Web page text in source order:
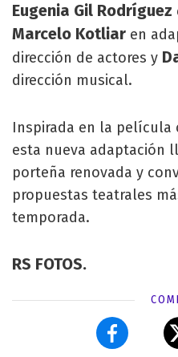
Eugenia Gil Rodríguez
Marcelo Kotliar en
dirección de actores y
dirección musical.
Inspirada en la película
esta nueva adaptación
porteña renovada y
propuestas teatrales
temporada.
RS FOTOS.